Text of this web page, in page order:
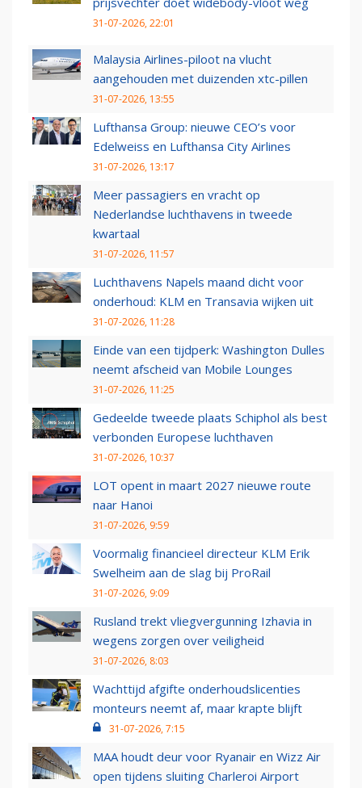
31-07-2026, 22:01
Malaysia Airlines-piloot na vlucht
aangehouden met duizenden xtc-pillen
31-07-2026, 13:55
Lufthansa Group: nieuwe CEO’s voor
Edelweiss en Lufthansa City Airlines
31-07-2026, 13:17
Meer passagiers en vracht op
Nederlandse luchthavens in tweede
kwartaal
31-07-2026, 11:57
Luchthavens Napels maand dicht voor
onderhoud: KLM en Transavia wijken uit
31-07-2026, 11:28
Einde van een tijdperk: Washington Dulles
neemt afscheid van Mobile Lounges
31-07-2026, 11:25
Gedeelde tweede plaats Schiphol als best
verbonden Europese luchthaven
31-07-2026, 10:37
LOT opent in maart 2027 nieuwe route
naar Hanoi
31-07-2026, 9:59
Voormalig financieel directeur KLM Erik
Swelheim aan de slag bij ProRail
31-07-2026, 9:09
Rusland trekt vliegvergunning Izhavia in
wegens zorgen over veiligheid
31-07-2026, 8:03
Wachttijd afgifte onderhoudslicenties
monteurs neemt af, maar krapte blijft
31-07-2026, 7:15
MAA houdt deur voor Ryanair en Wizz Air
open tijdens sluiting Charleroi Airport